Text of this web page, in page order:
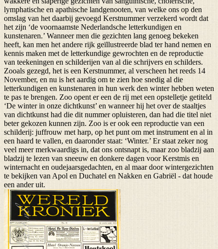
lymphatische en apathische landgenooten, van welke ons op den
omslag van het daarbij gevoegd Kerstnummer verzekerd wordt dat
het zijn ‘de voornaamste Nederlandsche letterkundigen en
kunstenaren.’ Wanneer men die gezichten lang genoeg bekeken
heeft, kan men het andere rijk geïllustreerde blad ter hand nemen en
kennis maken met de letterkundige gewrochten en de reproductie
van teekeningen en schilderijen van al die schrijvers en schilders.
Zooals gezegd, het is een Kerstnummer, al verscheen het reeds 14
November, en nu is het aardig om te zien hoe snedig al die
letterkundigen en kunstenaren in hun werk den winter hebben weten
te pas te brengen. Zoo opent er een de rij met een opstelletje getiteld
‘De winter in onze dichtkunst’ en wanneer hij het over de staaltjes
van dichtkunst had die dit nummer opluisteren, dan had die titel niet
beter gekozen kunnen zijn. Zoo is er ook een reproductie van een
schilderij: juffrouw met harp, op het punt om met instrument en al in
een haard te vallen, en daaronder staat: ‘Winter.’ Er staat zeker nog
veel meer merkwaardigs in, dat ons ontsnapt is, maar zoo bladzij aan
bladzij te lezen van sneeuw en donkere dagen voor Kerstmis en
winternacht en oudejaarsgedachten, en al maar door wintergezichten
te bekijken van Apol en Duchatel en Nakken en Gabriël - dat houde
een ander uit.